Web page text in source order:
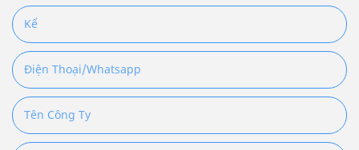
Kể
Điện Thoại/Whatsapp
Tên Công Ty